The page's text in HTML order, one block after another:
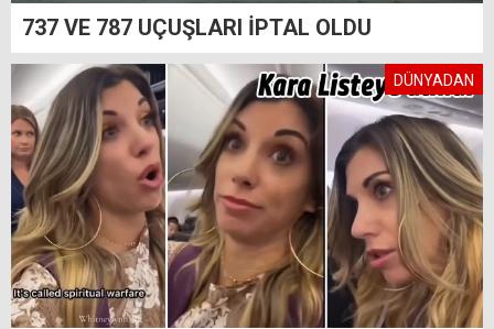
737 VE 787 UÇUŞLARI İPTAL OLDU
DÜNYADAN